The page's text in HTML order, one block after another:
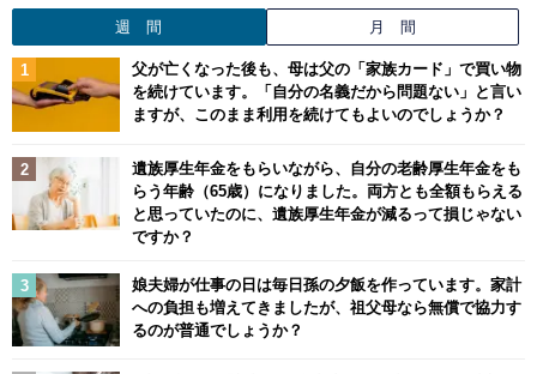
週 間 月 間
父が亡くなった後も、母は父の「家族カード」で買い物
を続けています。「自分の名義だから問題ない」と言い
ますが、このまま利用を続けてもよいのでしょうか？
遺族厚生年金をもらいながら、自分の老齢厚生年金をも
らう年齢（65歳）になりました。両方とも全額もらえる
と思っていたのに、遺族厚生年金が減るって損じゃない
ですか？
娘夫婦が仕事の日は毎日孫の夕飯を作っています。家計
への負担も増えてきましたが、祖父母なら無償で協力す
るのが普通でしょうか？